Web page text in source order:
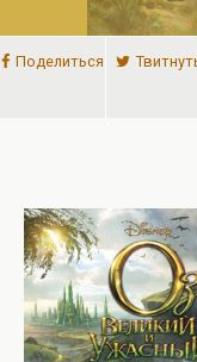
Поделиться